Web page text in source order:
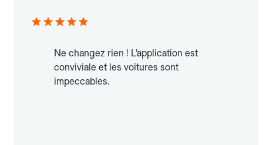
Ne changez rien ! L’application est
conviviale et les voitures sont
impeccables.